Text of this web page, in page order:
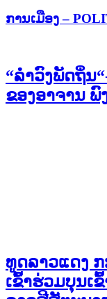
ການເມືອງ –
“ລຳວົງພັດຖິ່ນ
ຂອງອາຈານ
ທູດລາວແດງ
ເຂົ້າຮ່ວມບຸນເ